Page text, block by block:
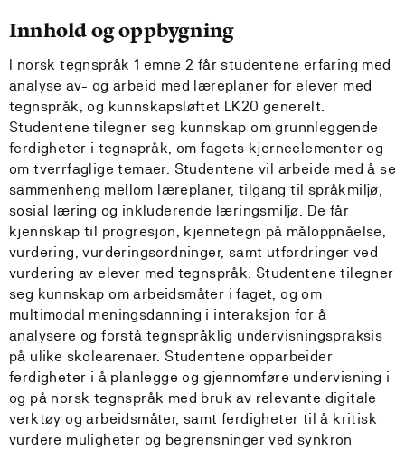
Innhold og oppbygning
I norsk tegnspråk 1 emne 2 får studentene erfaring med
analyse av- og arbeid med læreplaner for elever med
tegnspråk, og kunnskapsløftet LK20 generelt.
Studentene tilegner seg kunnskap om grunnleggende
ferdigheter i tegnspråk, om fagets kjerneelementer og
om tverrfaglige temaer. Studentene vil arbeide med å se
sammenheng mellom læreplaner, tilgang til språkmiljø,
sosial læring og inkluderende læringsmiljø. De får
kjennskap til progresjon, kjennetegn på måloppnåelse,
vurdering, vurderingsordninger, samt utfordringer ved
vurdering av elever med tegnspråk. Studentene tilegner
seg kunnskap om arbeidsmåter i faget, og om
multimodal meningsdanning i interaksjon for å
analysere og forstå tegnspråklig undervisningspraksis
på ulike skolearenaer. Studentene opparbeider
ferdigheter i å planlegge og gjennomføre undervisning i
og på norsk tegnspråk med bruk av relevante digitale
verktøy og arbeidsmåter, samt ferdigheter til å kritisk
vurdere muligheter og begrensninger ved synkron